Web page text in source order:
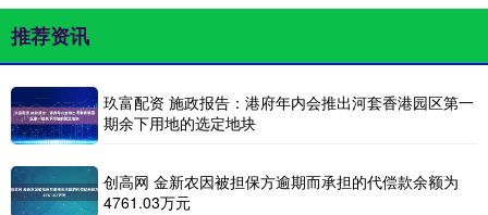
推荐资讯
玖富配资 施政报告：港府年内会推出河套香港园区第一
期余下用地的选定地块
创高网 金新农因被担保方逾期而承担的代偿款余额为
4761.03万元